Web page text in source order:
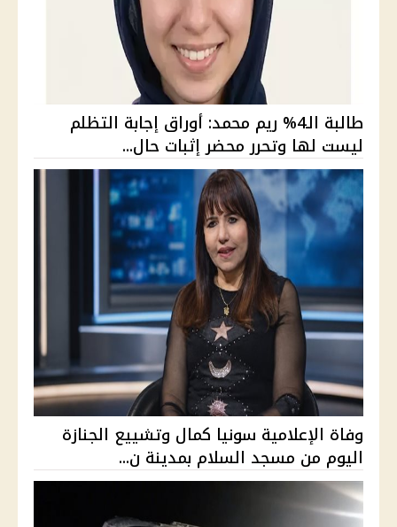
طالبة الـ4% ريم محمد: أوراق إجابة التظلم
ليست لها وتحرر محضر إثبات حال...
وفاة الإعلامية سونيا كمال وتشييع الجنازة
اليوم من مسجد السلام بمدينة ن...